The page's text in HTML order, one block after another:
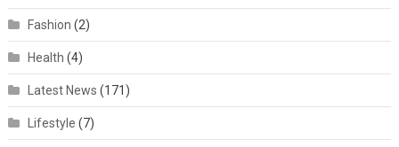
Fashion (2)
Health (4)
Latest News (171)
Lifestyle (7)